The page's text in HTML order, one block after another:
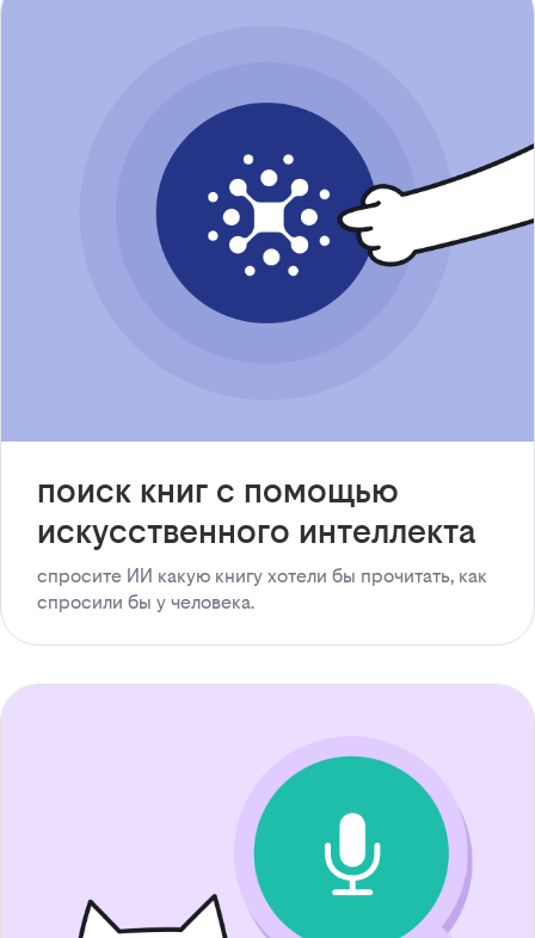
поиск книг с помощью
искусственного интеллекта
спросите ИИ какую книгу хотели бы прочитать, как
спросили бы у человека.